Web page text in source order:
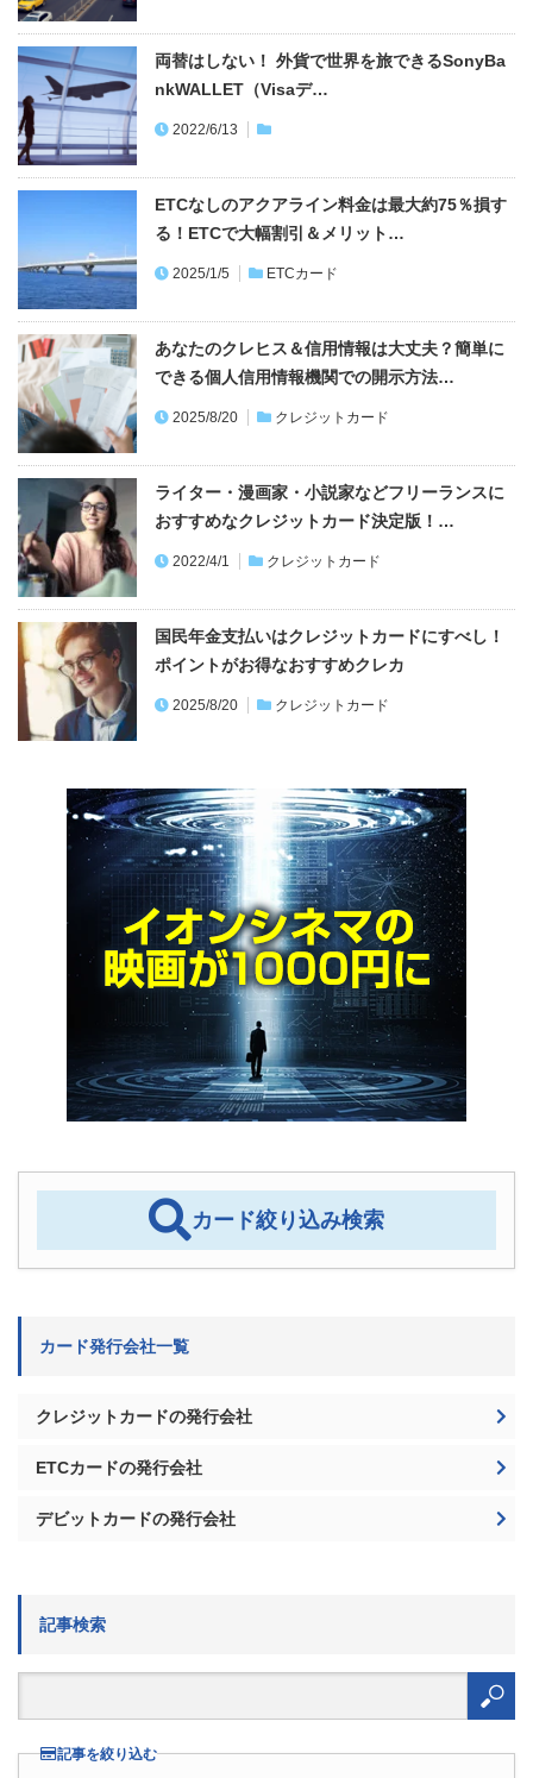
両替はしない！ 外貨で世界を旅できるSonyBa
nkWALLET（Visaデ…
2022/6/13
ETCなしのアクアライン料金は最大約75％損す
る！ETCで大幅割引＆メリット…
2025/1/5 ETCカード
あなたのクレヒス＆信用情報は大丈夫？簡単に
できる個人信用情報機関での開示方法…
2025/8/20 クレジットカード
ライター・漫画家・小説家などフリーランスに
おすすめなクレジットカード決定版！…
2022/4/1 クレジットカード
国民年金支払いはクレジットカードにすべし！
ポイントがお得なおすすめクレカ
2025/8/20 クレジットカード
カード絞り込み検索
カード発行会社一覧
クレジットカードの発行会社
ETCカードの発行会社
デビットカードの発行会社
記事検索
検
記事を絞り込む